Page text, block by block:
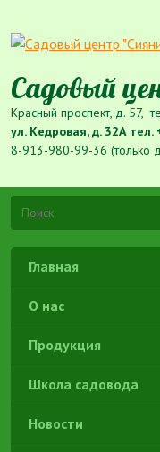
Садовый
Красный проспект, д. 57,
ул. Кедровая, д. 32А тел.
8-913-980-99-36 (только
Главная
О нас
Продукция
Школа садовода
Новости